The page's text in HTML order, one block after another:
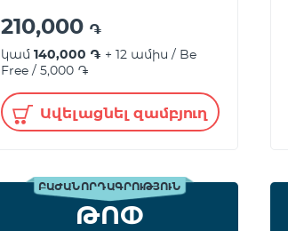
210,000 ֏
կամ 140,000 ֏ + 12 ամիս / Be
Free / 5,000 ֏
Ավելացնել զամբյուղ
ԲԱԺԱՆՈՐԴԱԳՐՈՒԹՅՈՒՆ
ԹՈՓ